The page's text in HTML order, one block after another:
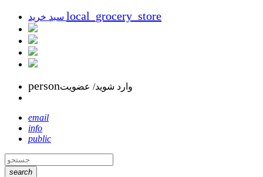
local_grocery_store
personوارد شوید/ عضویت
email
info
public
search